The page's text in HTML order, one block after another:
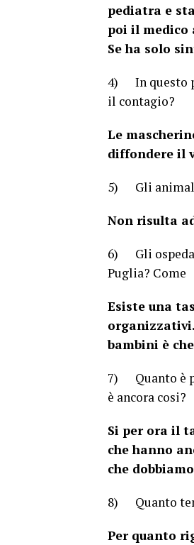
pediatra e
poi il medico
Se ha solo
4) In questo
il contagio?
Le
diffondere il
5) Gli animali
Non risulta
6) Gli
Puglia?
Esiste una
bambini è
7) Quanto è
è ancora cosi?
Si per ora il
che hanno
che
8) Quanto
Per quanto